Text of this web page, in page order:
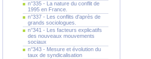
n°335 - La nature du conflit de
1995 en France.
n°337 - Les conflits d'après de
grands sociologues.
n°341 - Les facteurs explicatifs
des nouveaux mouvements
sociaux
n°343 - Mesure et évolution du
taux de syndicalisation